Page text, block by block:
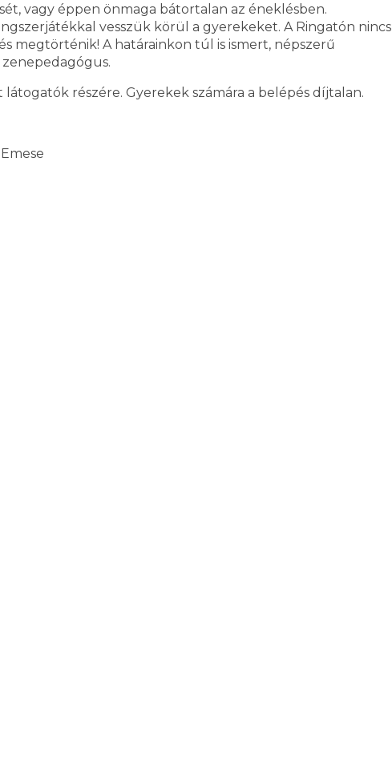
vagy éppen önmaga bátortalan az éneklésben.
vesszük körül a gyerekeket. A Ringatón nincs
megtörténik! A határainkon túl is ismert, népszerű
részére. Gyerekek számára a belépés díjtalan.